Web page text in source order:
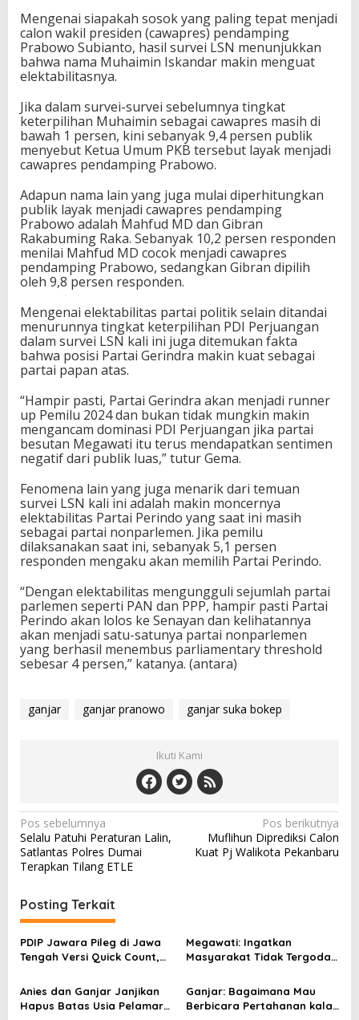
Mengenai siapakah sosok yang paling tepat menjadi
calon wakil presiden (cawapres) pendamping
Prabowo Subianto, hasil survei LSN menunjukkan
bahwa nama Muhaimin Iskandar makin menguat
elektabilitasnya.
Jika dalam survei-survei sebelumnya tingkat
keterpilihan Muhaimin sebagai cawapres masih di
bawah 1 persen, kini sebanyak 9,4 persen publik
menyebut Ketua Umum PKB tersebut layak menjadi
cawapres pendamping Prabowo.
Adapun nama lain yang juga mulai diperhitungkan
publik layak menjadi cawapres pendamping
Prabowo adalah Mahfud MD dan Gibran
Rakabuming Raka. Sebanyak 10,2 persen responden
menilai Mahfud MD cocok menjadi cawapres
pendamping Prabowo, sedangkan Gibran dipilih
oleh 9,8 persen responden.
Mengenai elektabilitas partai politik selain ditandai
menurunnya tingkat keterpilihan PDI Perjuangan
dalam survei LSN kali ini juga ditemukan fakta
bahwa posisi Partai Gerindra makin kuat sebagai
partai papan atas.
“Hampir pasti, Partai Gerindra akan menjadi runner
up Pemilu 2024 dan bukan tidak mungkin makin
mengancam dominasi PDI Perjuangan jika partai
besutan Megawati itu terus mendapatkan sentimen
negatif dari publik luas,” tutur Gema.
Fenomena lain yang juga menarik dari temuan
survei LSN kali ini adalah makin moncernya
elektabilitas Partai Perindo yang saat ini masih
sebagai partai nonparlemen. Jika pemilu
dilaksanakan saat ini, sebanyak 5,1 persen
responden mengaku akan memilih Partai Perindo.
“Dengan elektabilitas mengungguli sejumlah partai
parlemen seperti PAN dan PPP, hampir pasti Partai
Perindo akan lolos ke Senayan dan kelihatannya
akan menjadi satu-satunya partai nonparlemen
yang berhasil menembus parliamentary threshold
sebesar 4 persen,” katanya. (antara)
ganjar ganjar pranowo ganjar suka bokep
Ikuti Kami
N
a
v
i
g
a
s
i
p
Pos sebelumnya
Selalu Patuhi Peraturan Lalin,
Satlantas Polres Dumai
Terapkan Tilang ETLE
Pos berikutnya
Muflihun Diprediksi Calon
Kuat Pj Walikota Pekanbaru
Posting Terkait
PDIP Jawara Pileg di Jawa
Tengah Versi Quick Count,
Megawati: Ingatkan
Masyarakat Tidak Tergoda
Beras 10 Kilo
Anies dan Ganjar Janjikan
Hapus Batas Usia Pelamar
Ganjar: Bagaimana Mau
Berbicara Pertahanan kalau